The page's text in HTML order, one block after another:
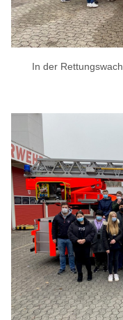
In der